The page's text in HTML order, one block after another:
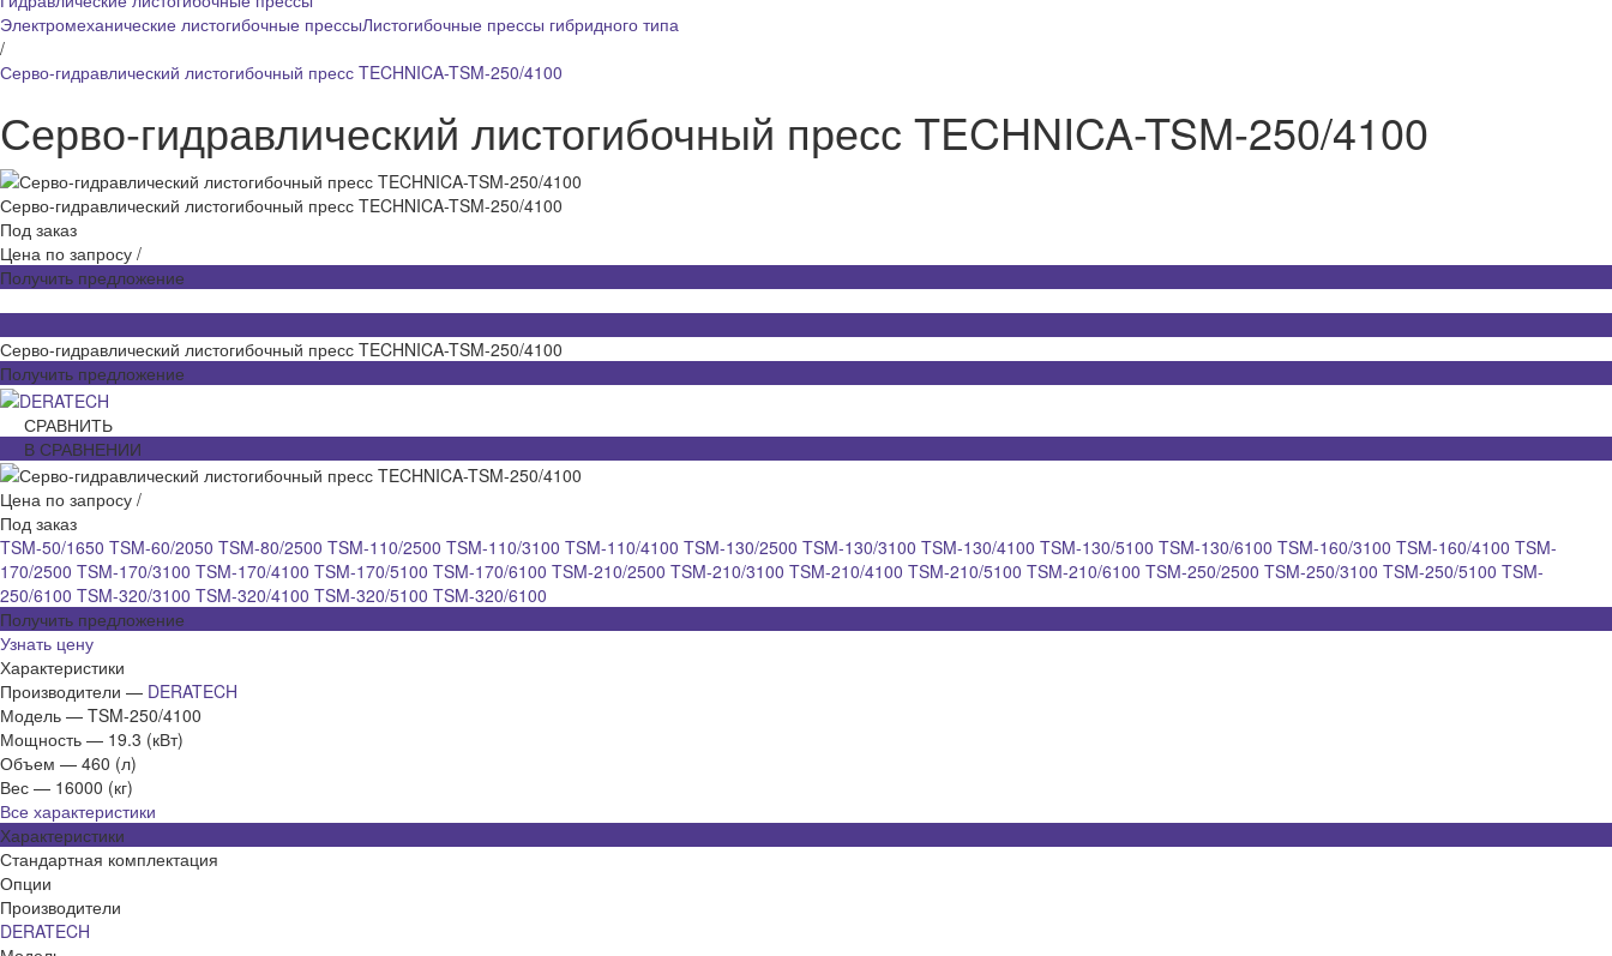
Электромеханические листогибочные прессыЛистогибочные прессы гибридного типа
/
Серво-гидравлический листогибочный пресс TECHNICA-TSM-250/4100
Серво-гидравлический листогибочный пресс TECHNICA-TSM-250/4100
Серво-гидравлический листогибочный пресс TECHNICA-TSM-250/4100
Под заказ
Цена по запросу /
Получить предложение
Серво-гидравлический листогибочный пресс TECHNICA-TSM-250/4100
Получить предложение
СРАВНИТЬ
В СРАВНЕНИИ
Цена по запросу /
Под заказ
TSM-50/1650 TSM-60/2050 TSM-80/2500 TSM-110/2500 TSM-110/3100 TSM-110/4100 TSM-130/2500 TSM-130/3100 TSM-130/4100 TSM-130/5100 TSM-130/6100 TSM-160/3100 TSM-160/4100 TSM-
170/2500 TSM-170/3100 TSM-170/4100 TSM-170/5100 TSM-170/6100 TSM-210/2500 TSM-210/3100 TSM-210/4100 TSM-210/5100 TSM-210/6100 TSM-250/2500 TSM-250/3100 TSM-250/5100 TSM-
250/6100 TSM-320/3100 TSM-320/4100 TSM-320/5100 TSM-320/6100
Получить предложение
Узнать цену
Характеристики
Производители — DERATECH
Модель — TSM-250/4100
Мощность — 19.3 (кВт)
Объем — 460 (л)
Вес — 16000 (кг)
Все характеристики
Характеристики
Стандартная комплектация
Опции
Производители
DERATECH